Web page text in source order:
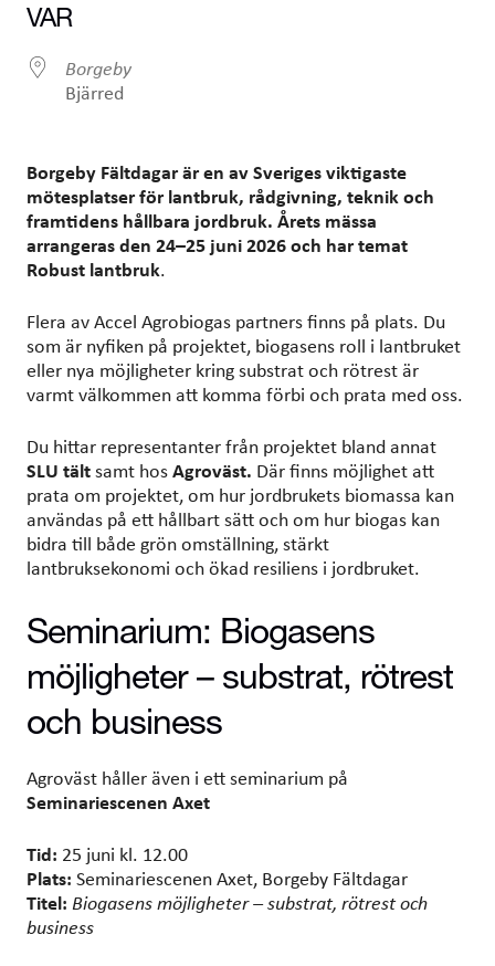
VAR
Borgeby
Bjärred
Borgeby Fältdagar är en av Sveriges viktigaste
mötesplatser för lantbruk, rådgivning, teknik och
framtidens hållbara jordbruk. Årets mässa
arrangeras den 24–25 juni 2026 och har temat
Robust lantbruk.
Flera av Accel Agrobiogas partners finns på plats. Du
som är nyfiken på projektet, biogasens roll i lantbruket
eller nya möjligheter kring substrat och rötrest är
varmt välkommen att komma förbi och prata med oss.
Du hittar representanter från projektet bland annat
SLU tältsamt hosAgroväst. Där finns möjlighet att
prata om projektet, om hur jordbrukets biomassa kan
användas på ett hållbart sätt och om hur biogas kan
bidra till både grön omställning, stärkt
lantbruksekonomi och ökad resiliens i jordbruket.
Seminarium: Biogasens
möjligheter – substrat, rötrest
och business
Agroväst håller även i ett seminarium på
Seminariescenen Axet
Tid: 25 juni kl. 12.00
Plats: Seminariescenen Axet, Borgeby Fältdagar
Titel: Biogasens möjligheter – substrat, rötrest och
business